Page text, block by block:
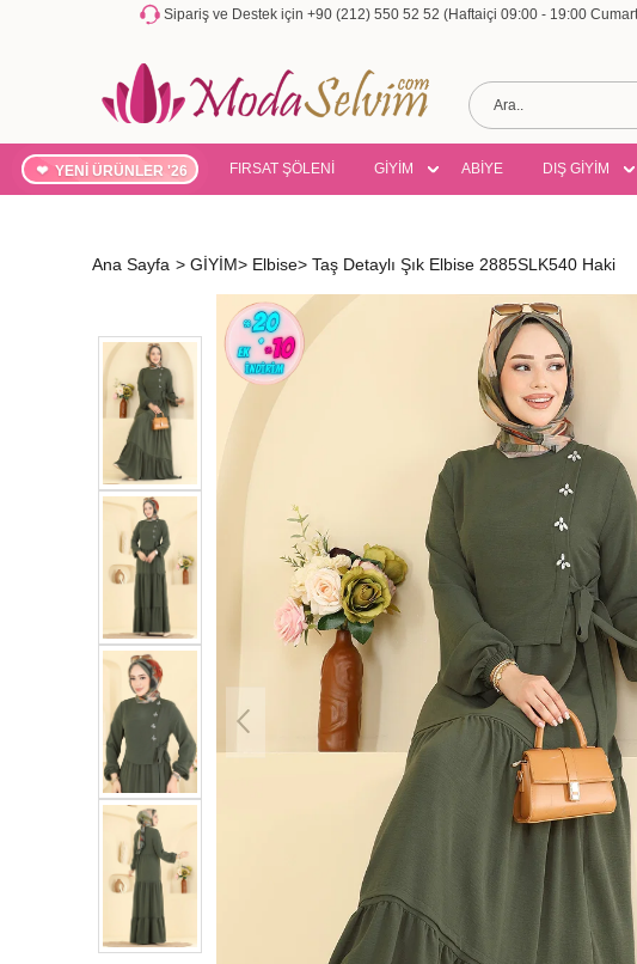
Sipariş ve Destek için +90 (212) 550 52 52 (Haftaiçi 09:00 - 19:00
YENİ ÜRÜNLER '26 FIRSAT ŞÖLENİ GİYİM ABİYE DIŞ GİYİM
Ana Sayfa > GİYİM> Elbise> Taş Detaylı Şık Elbise 2885SLK540 Haki